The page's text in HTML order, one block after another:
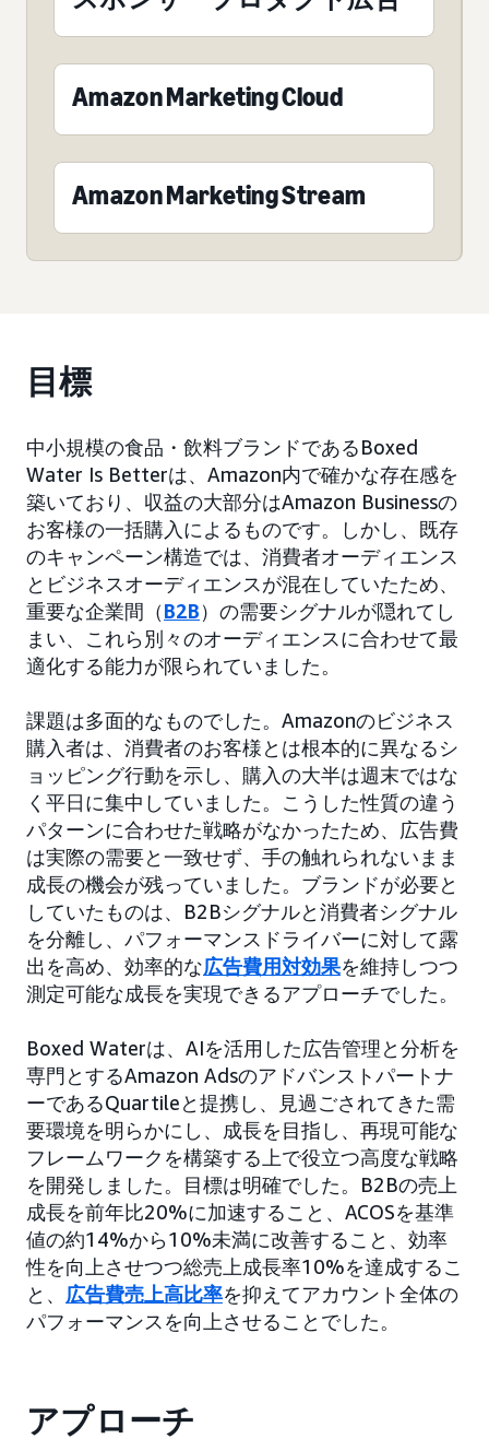
Amazon Marketing Cloud
Amazon Marketing Stream
目標
中小規模の食品・飲料ブランドであるBoxed
Water Is Betterは、Amazon内で確かな存在感を
築いており、収益の大部分はAmazon Businessの
お客様の一括購入によるものです。しかし、既存
のキャンペーン構造では、消費者オーディエンス
とビジネスオーディエンスが混在していたため、
重要な企業間（B2B）の需要シグナルが隠れてし
まい、これら別々のオーディエンスに合わせて最
適化する能力が限られていました。
課題は多面的なものでした。Amazonのビジネス
購入者は、消費者のお客様とは根本的に異なるシ
ョッピング行動を示し、購入の大半は週末ではな
く平日に集中していました。こうした性質の違う
パターンに合わせた戦略がなかったため、広告費
は実際の需要と一致せず、手の触れられないまま
成長の機会が残っていました。ブランドが必要と
していたものは、B2Bシグナルと消費者シグナル
を分離し、パフォーマンスドライバーに対して露
出を高め、効率的な広告費用対効果を維持しつつ
測定可能な成長を実現できるアプローチでした。
Boxed Waterは、AIを活用した広告管理と分析を
専門とするAmazon Adsのアドバンストパートナ
ーであるQuartileと提携し、見過ごされてきた需
要環境を明らかにし、成長を目指し、再現可能な
フレームワークを構築する上で役立つ高度な戦略
を開発しました。目標は明確でした。B2Bの売上
成長を前年比20%に加速すること、ACOSを基準
値の約14%から10%未満に改善すること、効率
性を向上させつつ総売上成長率10%を達成するこ
と、 広告費売上高比率を抑えてアカウント全体の
パフォーマンスを向上させることでした。
アプローチ